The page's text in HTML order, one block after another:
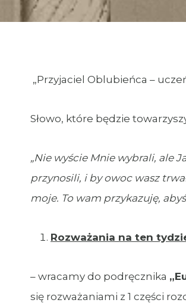
„Przyjaciel Oblubieńca –
Słowo, które będzie
„Nie wyście Mnie wybrali, ale
przynosili, i by owoc wasz
moje. To wam przykazuję,
Rozważania na ten
– wracamy do podręcznika
się rozważaniami z 1 części